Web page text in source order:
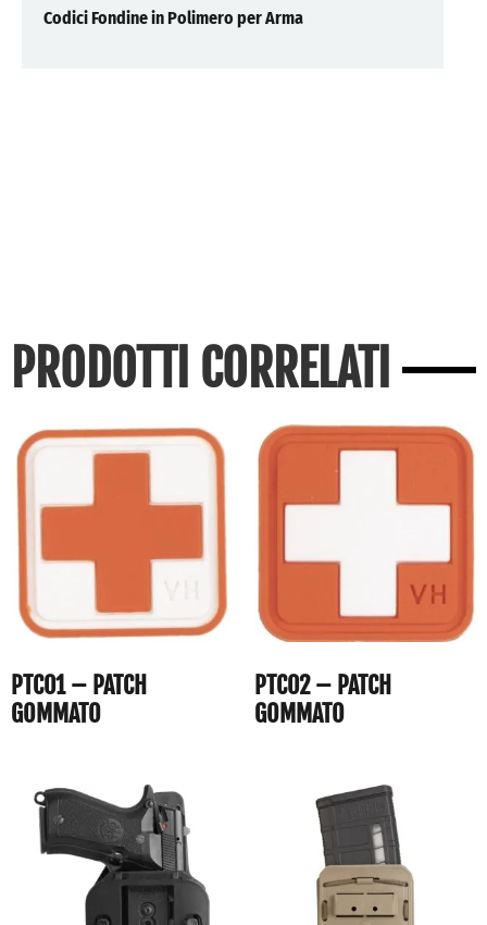
Codici Fondine in Polimero per Arma
PRODOTTI CORRELATI
PTC01 – PATCH
GOMMATO
PTC02 – PATCH
GOMMATO